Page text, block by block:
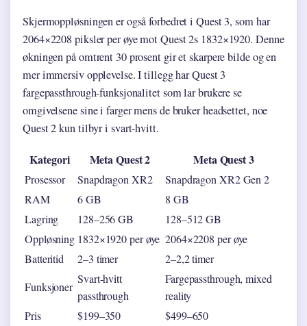
Skjermoppløsningen er også forbedret i Quest 3, som har
2064×2208 piksler per øye mot Quest 2s 1832×1920. Denne
økningen på omtrent 30 prosent gir et skarpere bilde og en
mer immersiv opplevelse. I tillegg har Quest 3
fargepassthrough-funksjonalitet som lar brukere se
omgivelsene sine i farger mens de bruker headsettet, noe
Quest 2 kun tilbyr i svart-hvitt.
Kategori Meta Quest 2 Meta Quest 3
Prosessor Snapdragon XR2
Snapdragon XR2 Gen 2
RAM
6 GB
8 GB
Lagring
128–256 GB
128–512 GB
Oppløsning 1832×1920 per øye 2064×2208 per øye
Batteritid
2–3 timer
2–2,2 timer
Funksjoner
Svart-hvitt
passthrough
Fargepassthrough, mixed
reality
Pris
$199–350
$499–650